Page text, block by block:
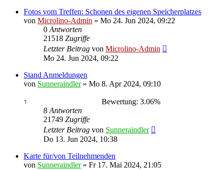
Fotos vom Treffen: Schonen des eigenen Speicherplatzes
von Microlino-Admin » Mo 24. Jun 2024, 09:22
0 Antworten
21518 Zugriffe
Letzter Beitrag von Microlino-Admin
Mo 24. Jun 2024, 09:22
Stand Anmeldungen
von Sunneraindler» Mo 8. Apr 2024, 09:10
Bewertung: 3.06%
8 Antworten
21749 Zugriffe
Letzter Beitrag von Sunneraindler
Do 13. Jun 2024, 10:38
Karte für/von Teilnehmenden
von Sunneraindler» Fr 17. Mai 2024, 21:05